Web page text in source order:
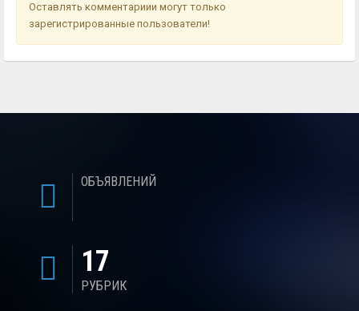
Оставлять комментариии могут только
зарегистрированные пользователи!
ОБЪЯВЛЕНИЙ
17
РУБРИК